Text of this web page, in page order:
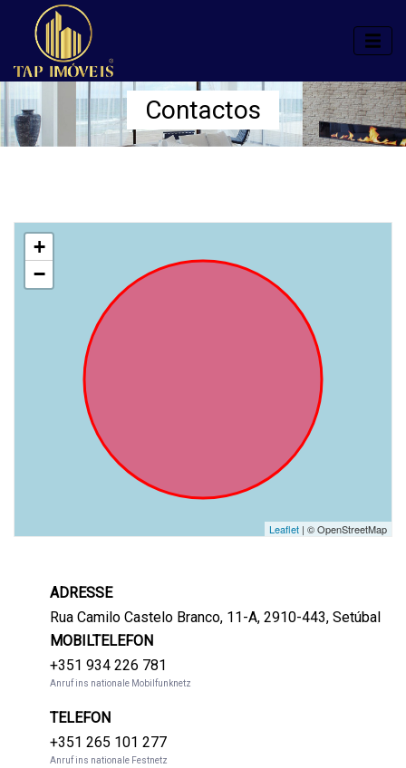
Contactos
+
−
Leaflet | © OpenStreetMap
ADRESSE
Rua Camilo Castelo Branco, 11-A, 2910-443, Setúbal
MOBILTELEFON
+351 934 226 781
Anruf ins nationale Mobilfunknetz
TELEFON
+351 265 101 277
Anruf ins nationale Festnetz